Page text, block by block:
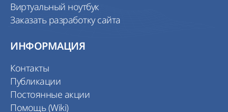
Виртуальный ноутбук
Заказать разработку сайта
ИНФОРМАЦИЯ
Контакты
Публикации
Постоянные акции
Помощь (Wiki)